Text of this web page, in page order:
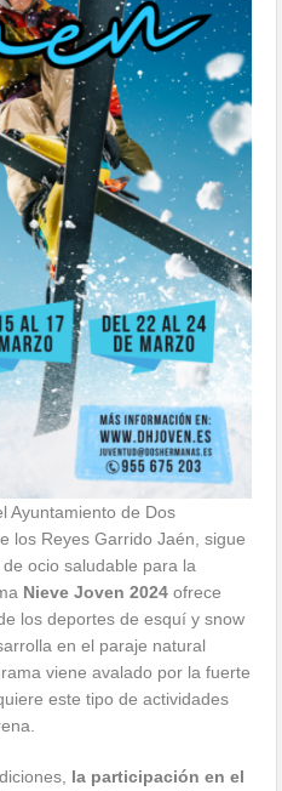
Ayuntamiento de Dos
los Reyes Garrido Jaén, sigue
ocio saludable para la
Nieve Joven 2024 ofrece
los deportes de esquí y snow
en el paraje natural
viene avalado por la fuerte
este tipo de actividades
la participación en el